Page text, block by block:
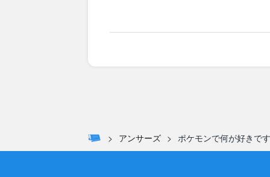
アンサーズ ポケモンで何が好きで